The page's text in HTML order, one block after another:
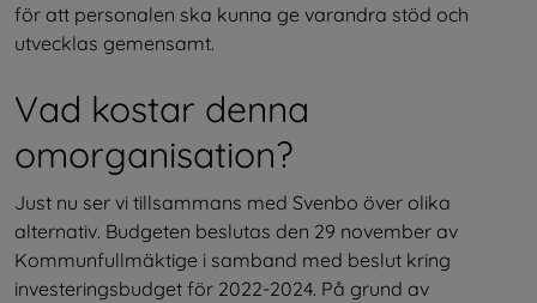
för att personalen ska kunna ge varandra stöd och
utvecklas gemensamt.
Vad kostar denna
omorganisation?
Just nu ser vi tillsammans med Svenbo över olika
alternativ. Budgeten beslutas den 29 november av
Kommunfullmäktige i samband med beslut kring
investeringsbudget för 2022-2024. På grund av